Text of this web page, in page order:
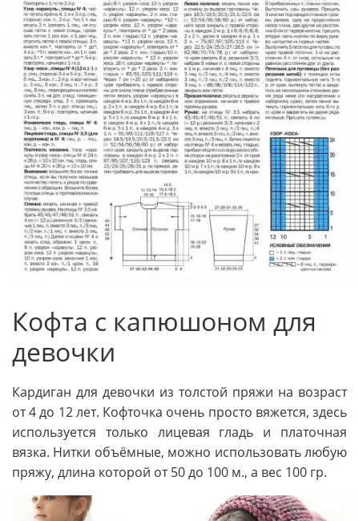
Кофта с капюшоном для
девочки
Кардиган для девочки из толстой пряжи на возраст
от 4 до 12 лет. Кофточка очень просто вяжется, здесь
используется только лицевая гладь и платочная
вязка. Нитки объёмные, можно использовать любую
пряжу, длина которой от 50 до 100 м., а вес 100 гр.